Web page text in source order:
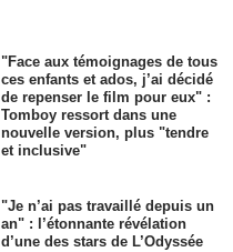
"Face aux témoignages de tous
ces enfants et ados, j’ai décidé
de repenser le film pour eux" :
Tomboy ressort dans une
nouvelle version, plus "tendre
et inclusive"
"Je n’ai pas travaillé depuis un
an" : l’étonnante révélation
d’une des stars de L’Odyssée